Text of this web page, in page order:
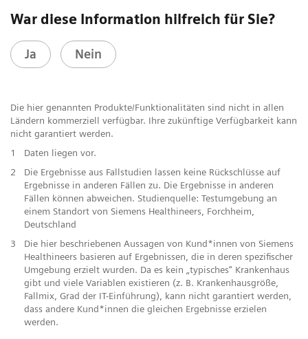
War diese Information hilfreich für Sie?
Ja Nein
Die hier genannten Produkte/Funktionalitäten sind nicht in allen
Ländern kommerziell verfügbar. Ihre zukünftige Verfügbarkeit kann
nicht garantiert werden.
1
Daten liegen vor.
2
Die Ergebnisse aus Fallstudien lassen keine Rückschlüsse auf
Ergebnisse in anderen Fällen zu. Die Ergebnisse in anderen
Fällen können abweichen. Studienquelle: Testumgebung an
einem Standort von Siemens Healthineers, Forchheim,
Deutschland
3
Die hier beschriebenen Aussagen von Kund*innen von Siemens
Healthineers basieren auf Ergebnissen, die in deren spezifischer
Umgebung erzielt wurden. Da es kein „typisches“ Krankenhaus
gibt und viele Variablen existieren (z. B. Krankenhausgröße,
Fallmix, Grad der IT-Einführung), kann nicht garantiert werden,
dass andere Kund*innen die gleichen Ergebnisse erzielen
werden.